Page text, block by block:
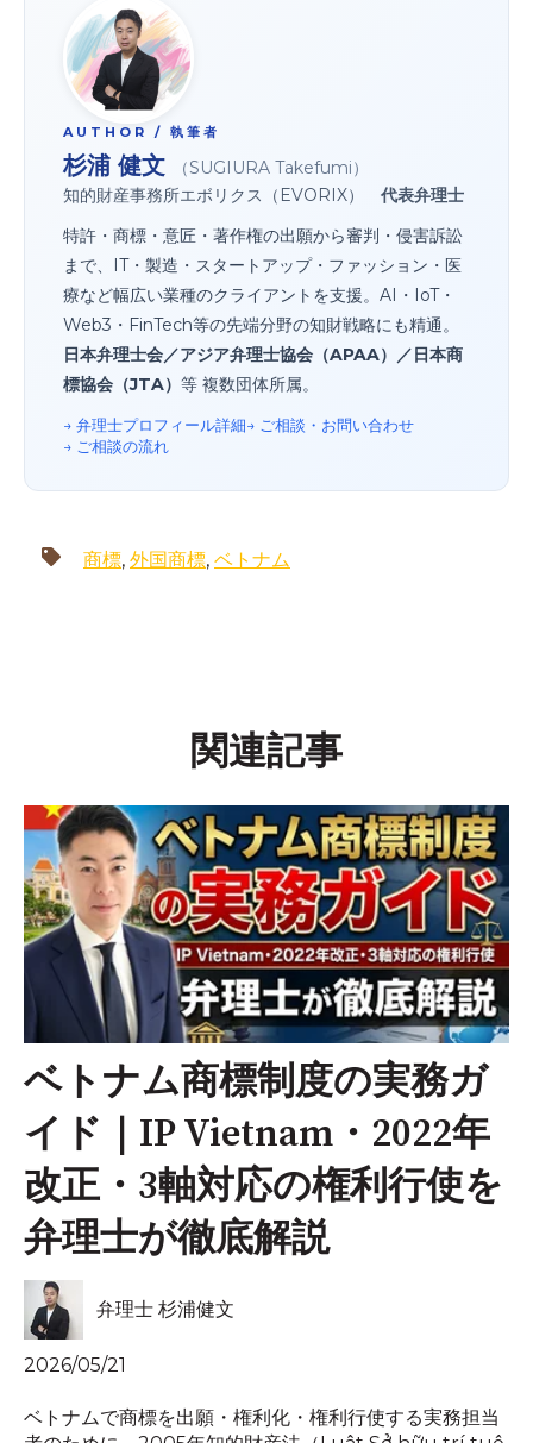
AUTHOR / 執筆者
杉浦 健文
（SUGIURA Takefumi）
知的財産事務所エボリクス（EVORIX） 代表弁理士
特許・商標・意匠・著作権の出願から審判・侵害訴訟
まで、IT・製造・スタートアップ・ファッション・医
療など幅広い業種のクライアントを支援。AI・IoT・
Web3・FinTech等の先端分野の知財戦略にも精通。
日本弁理士会／アジア弁理士協会（APAA）／日本商
標協会（JTA） 等 複数団体所属。
→ 弁理士プロフィール詳細→ ご相談・お問い合わせ
→ ご相談の流れ
商標, 外国商標, ベトナム
関連記事
ベトナム商標制度の実務ガ
イド｜IP Vietnam・2022年
改正・3軸対応の権利行使を
弁理士が徹底解説
弁理士 杉浦健文
2026/05/21
ベトナムで商標を出願・権利化・権利行使する実務担当